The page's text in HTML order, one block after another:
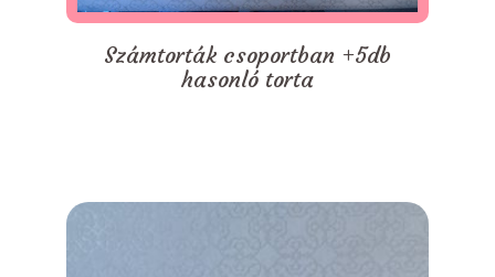
Számtorták csoportban +5db
hasonló torta